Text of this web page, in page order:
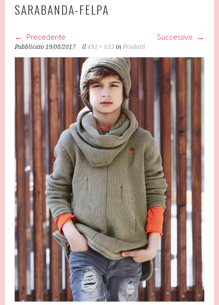
SARABANDA-FELPA
Precedente Successivo
Pubblicato19/08/2017 il491 × 633 inProdotti